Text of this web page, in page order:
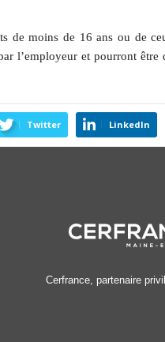
de moins de 16 ans ou de
l’employeur et pourront être
Twitter LinkedIn
Cerfrance, partenaire